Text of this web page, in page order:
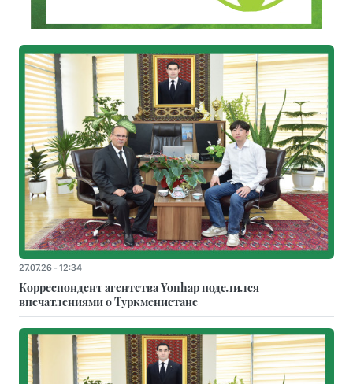
27.07.26 - 12:34
Корреспондент агентства Yonhap поделился
впечатлениями о Туркменистане